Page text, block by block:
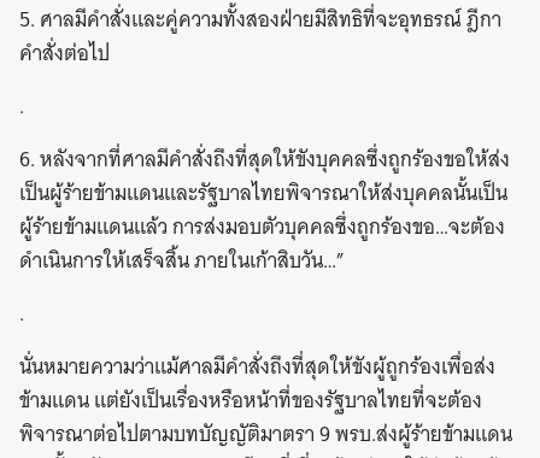
5. ศาลมีคำสั่งและคู่ความทั้งสองฝ่ายมีสิทธิที่จะอุทธรณ์ ฎีกา
คำสั่งต่อไป
.
6. หลังจากที่ศาลมีคำสั่งถึงที่สุดให้ขังบุคคลซึ่งถูกร้องขอให้ส่ง
เป็นผู้ร้ายข้ามแดนและรัฐบาลไทยพิจารณาให้ส่งบุคคลนั้นเป็น
ผู้ร้ายข้ามแดนแล้ว การส่งมอบตัวบุคคลซึ่งถูกร้องขอ…จะต้อง
ดำเนินการให้เสร็จสิ้น ภายในเก้าสิบวัน…”
.
นั่นหมายความว่าแม้ศาลมีคำสั่งถึงที่สุดให้ขังผู้ถูกร้องเพื่อส่ง
ข้ามแดน แต่ยังเป็นเรื่องหรือหน้าที่ของรัฐบาลไทยที่จะต้อง
พิจารณาต่อไปตามบทบัญญัติมาตรา 9 พรบ.ส่งผู้ร้ายข้ามแดน